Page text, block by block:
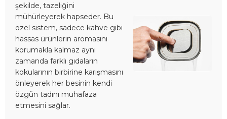
şekilde, tazeliğini
mühürleyerek hapseder. Bu
özel sistem, sadece kahve gibi
hassas ürünlerin aromasını
korumakla kalmaz aynı
zamanda farklı gıdaların
kokularının birbirine karışmasını
önleyerek her besinin kendi
özgün tadını muhafaza
etmesini sağlar.